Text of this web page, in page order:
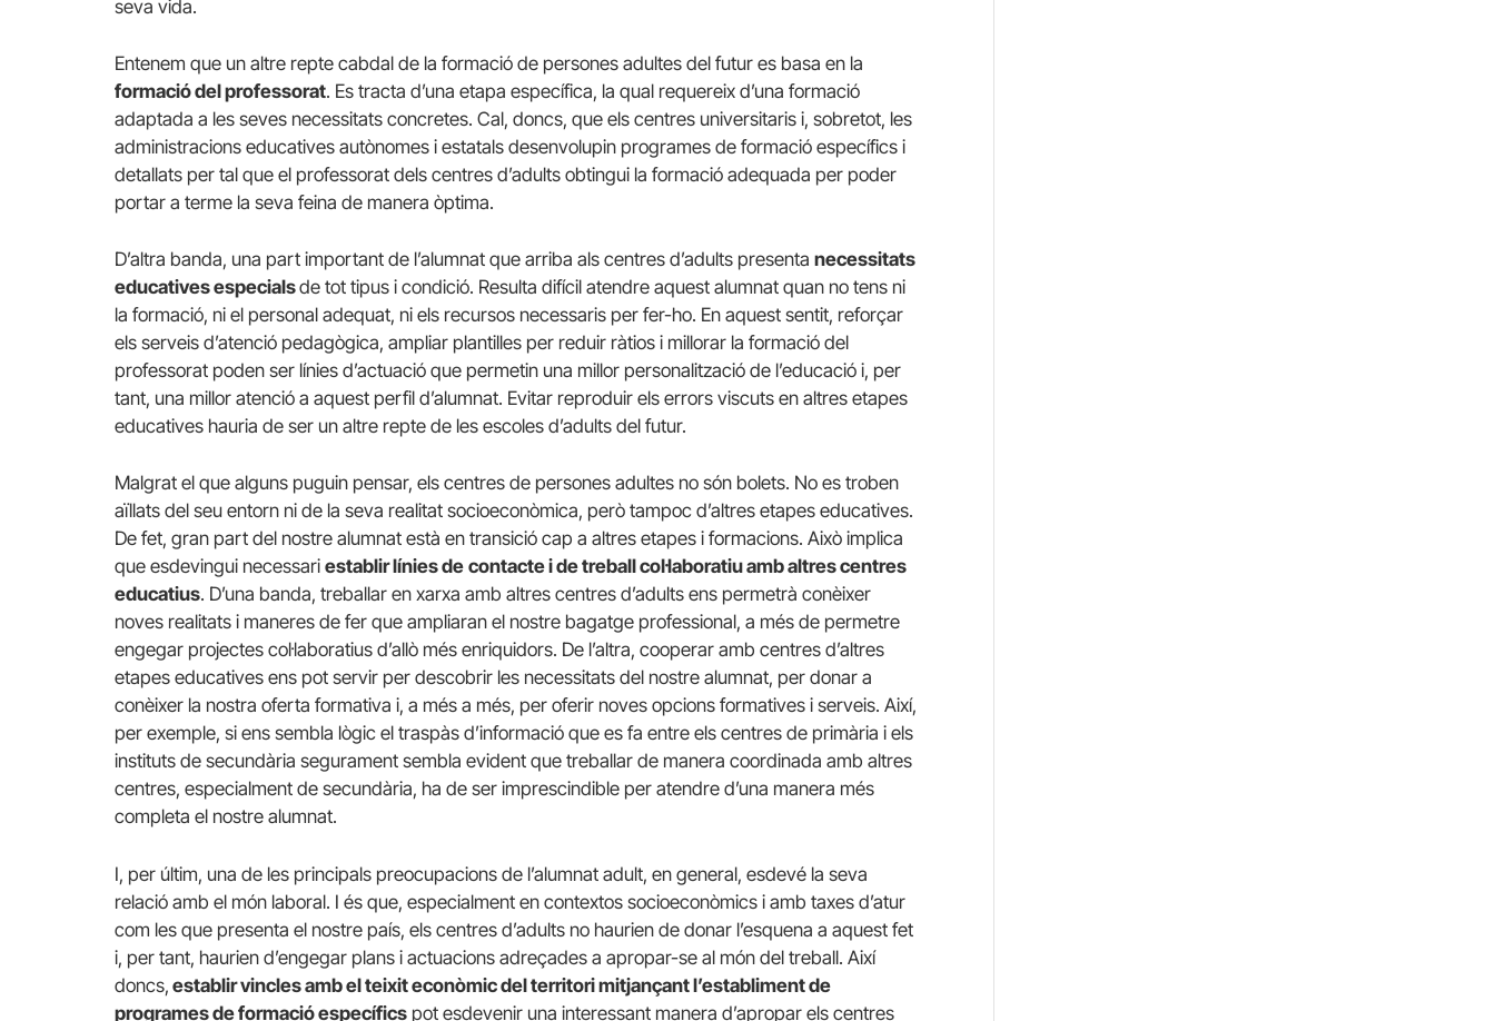
seva vida.
Entenem que un altre repte cabdal de la formació de persones adultes del futur es basa en la
formació del professorat. Es tracta d’una etapa específica, la qual requereix d’una formació
adaptada a les seves necessitats concretes. Cal, doncs, que els centres universitaris i, sobretot, les
administracions educatives autònomes i estatals desenvolupin programes de formació específics i
detallats per tal que el professorat dels centres d’adults obtingui la formació adequada per poder
portar a terme la seva feina de manera òptima.
D’altra banda, una part important de l’alumnat que arriba als centres d’adults presenta necessitats
educatives especialsde tot tipus i condició. Resulta difícil atendre aquest alumnat quan no tens ni
la formació, ni el personal adequat, ni els recursos necessaris per fer-ho. En aquest sentit, reforçar
els serveis d’atenció pedagògica, ampliar plantilles per reduir ràtios i millorar la formació del
professorat poden ser línies d’actuació que permetin una millor personalització de l’educació i, per
tant, una millor atenció a aquest perfil d’alumnat. Evitar reproduir els errors viscuts en altres etapes
educatives hauria de ser un altre repte de les escoles d’adults del futur.
Malgrat el que alguns puguin pensar, els centres de persones adultes no són bolets. No es troben
aïllats del seu entorn ni de la seva realitat socioeconòmica, però tampoc d’altres etapes educatives.
De fet, gran part del nostre alumnat està en transició cap a altres etapes i formacions. Això implica
que esdevingui necessari establir línies de contacte i de treball col·laboratiu amb altres centres
educatius. D’una banda, treballar en xarxa amb altres centres d’adults ens permetrà conèixer
noves realitats i maneres de fer que ampliaran el nostre bagatge professional, a més de permetre
engegar projectes col·laboratius d’allò més enriquidors. De l’altra, cooperar amb centres d’altres
etapes educatives ens pot servir per descobrir les necessitats del nostre alumnat, per donar a
conèixer la nostra oferta formativa i, a més a més, per oferir noves opcions formatives i serveis. Així,
per exemple, si ens sembla lògic el traspàs d’informació que es fa entre els centres de primària i els
instituts de secundària segurament sembla evident que treballar de manera coordinada amb altres
centres, especialment de secundària, ha de ser imprescindible per atendre d’una manera més
completa el nostre alumnat.
I, per últim, una de les principals preocupacions de l’alumnat adult, en general, esdevé la seva
relació amb el món laboral. I és que, especialment en contextos socioeconòmics i amb taxes d’atur
com les que presenta el nostre país, els centres d’adults no haurien de donar l’esquena a aquest fet
i, per tant, haurien d’engegar plans i actuacions adreçades a apropar-se al món del treball. Així
doncs, establir vincles amb el teixit econòmic del territori mitjançant l’establiment de
programes de formació específics pot esdevenir una interessant manera d’apropar els centres